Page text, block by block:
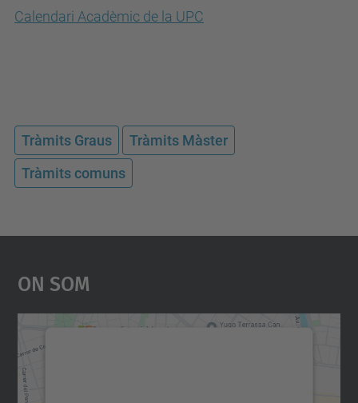
Calendari Acadèmic de la UPC
Tràmits Graus
Tràmits Màster
Tràmits comuns
On Som